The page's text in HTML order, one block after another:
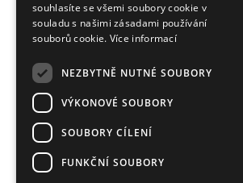
souhlasíte se všemi soubory cookie v
souladu s našimi zásadami používání
souborů cookie. Více informací
NEZBYTNĚ NUTNÉ SOUBORY
VÝKONOVÉ SOUBORY
SOUBORY CÍLENÍ
FUNKČNÍ SOUBORY